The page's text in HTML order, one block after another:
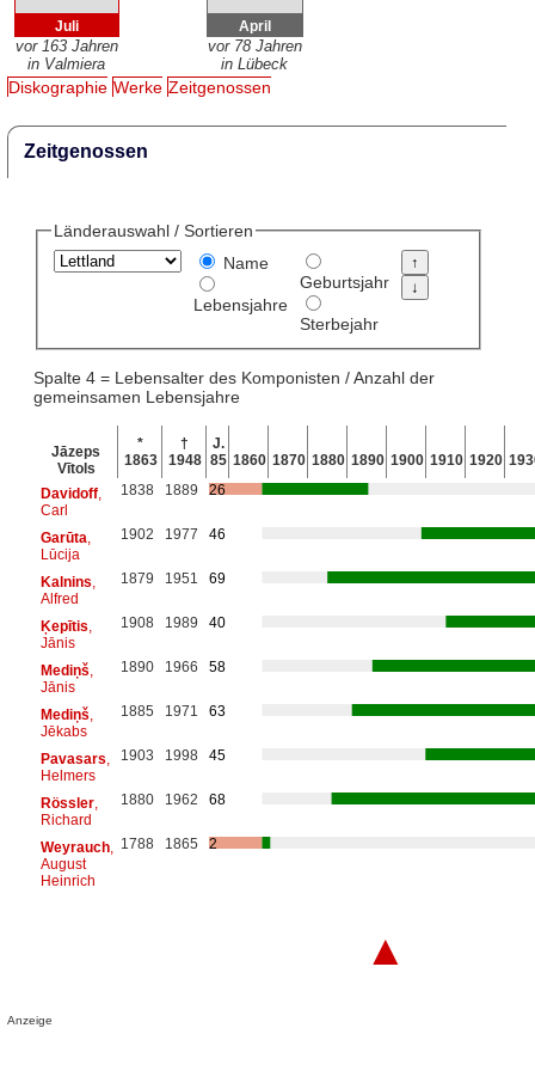
Juli
vor 163 Jahren
in Valmiera
April
vor 78 Jahren
in Lübeck
Diskographie Werke Zeitgenossen
Zeitgenossen
Länderauswahl / Sortieren
Name
Lebensjahre
Geburtsjahr
Sterbejahr
Spalte 4 = Lebensalter des Komponisten / Anzahl der
gemeinsamen Lebensjahre
Jāzeps
Vītols
*
1863
†
1948
J.
85 1860 1870 1880 1890 1900 1910 1920
Davidoff,
Carl
1838 1889 26
Garūta
Lūcija
1902 1977 46
Kalnins
Alfred
1879 1951 69
Ķepītis
Jānis
1908 1989 40
Mediņš
Jānis
1890 1966 58
Mediņš
Jēkabs
1885 1971 63
Pavasars
Helmers
1903 1998 45
Rössler,
Richard
1880 1962 68
Weyrauch,
August
Heinrich
1788 1865 2
▲
Anzeige